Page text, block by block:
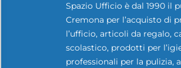
Spazio Ufficio è dal 1990 il
Cremona per l’acquisto di
l’ufficio, articoli da regalo,
scolastico, prodotti per
professionali per la pulizia,